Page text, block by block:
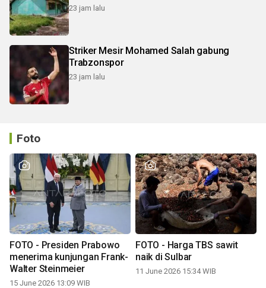
23 jam lalu
Striker Mesir Mohamed Salah gabung
Trabzonspor
23 jam lalu
Foto
FOTO - Presiden Prabowo
menerima kunjungan Frank-
Walter Steinmeier
15 June 2026 13:09 WIB
FOTO - Harga TBS sawit
naik di Sulbar
11 June 2026 15:34 WIB